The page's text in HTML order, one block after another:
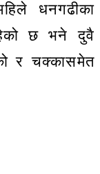
धनगढीका
छ भने दुवै
र चक्कासमेत